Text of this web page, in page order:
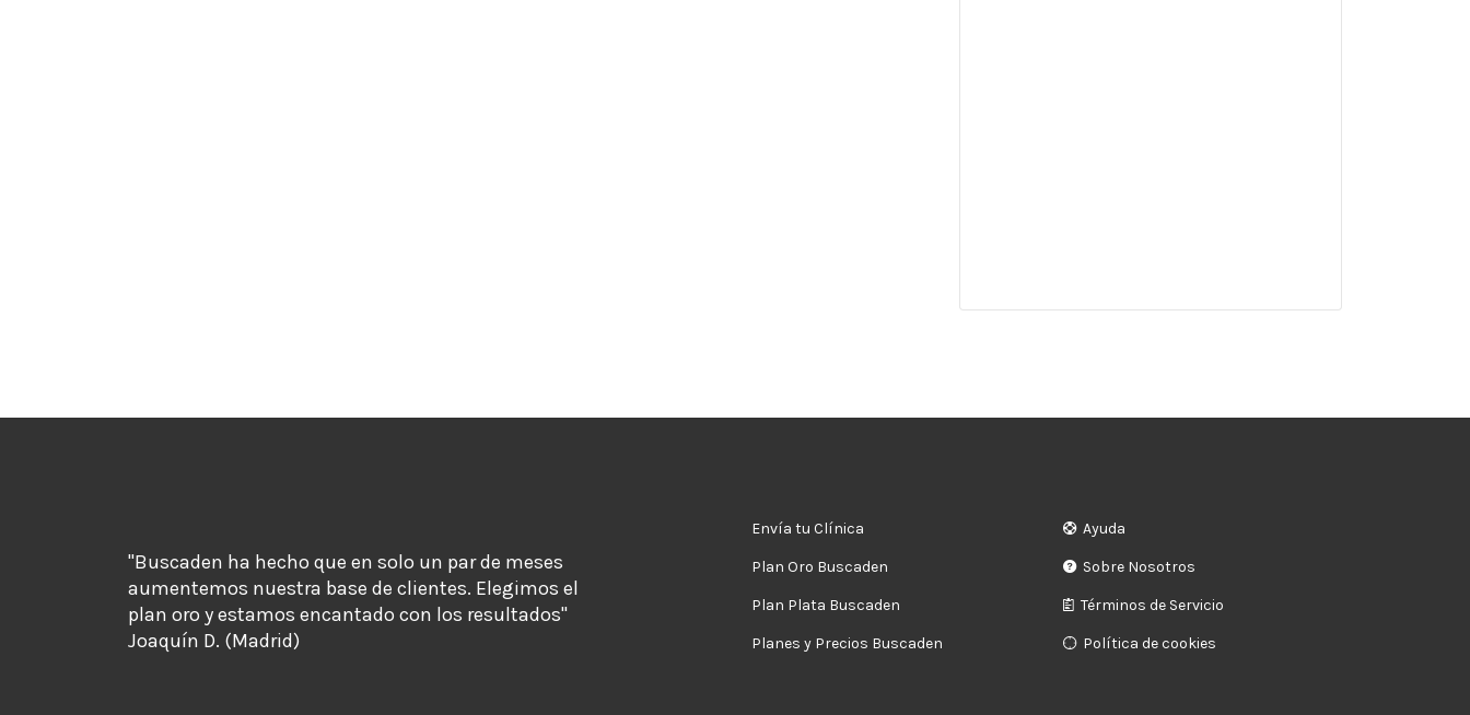
"Buscaden ha hecho que en solo un par de meses
aumentemos nuestra base de clientes. Elegimos el
plan oro y estamos encantado con los resultados"
Joaquín D. (Madrid)
Envía tu Clínica
Plan Oro Buscaden
Plan Plata Buscaden
Planes y Precios Buscaden
Ayuda
Sobre Nosotros
Términos de Servicio
Política de cookies